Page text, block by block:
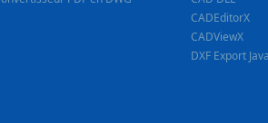
CADEditorX
CADViewX
DXF Export